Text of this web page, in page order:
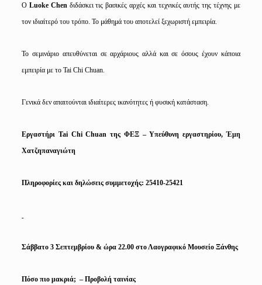
O Luoke Chenδιδάσκει τις βασικές αρχές και τεχνικές αυτής της τέχνης με
τον ιδιαίτερό του τρόπο. Το μάθημά του αποτελεί ξεχωριστή εμπειρία.
Το σεμινάριο απευθύνεται σε αρχάριους αλλά και σε όσους έχουν κάποια
εμπειρία με τοTai Chi Chuan.
Γενικά δεν απαιτούνται ιδιαίτερες ικανότητες ή φυσική κατάσταση.
ΕργαστήριTai Chi Chuan της ΦΕΞ – Υπεύθυνη εργαστηρίου, Έμη
Χατζηπαναγιώτη
Πληροφορίες και δηλώσεις συμμετοχής: 25410-25421
Σάββατο 3 Σεπτεμβρίου & ώρα 22.00 στο Λαογραφικό Μουσείο Ξάνθης
Πόσο πιο μακριά; – Προβολή ταινίας